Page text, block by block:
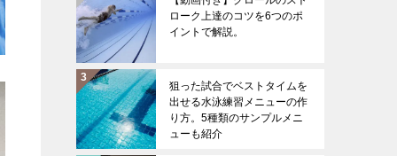
ローク上達のコツを6つのポ
イントで解説。
狙った試合でベストタイムを
出せる水泳練習メニューの作
り方。5種類のサンプルメニ
ューも紹介